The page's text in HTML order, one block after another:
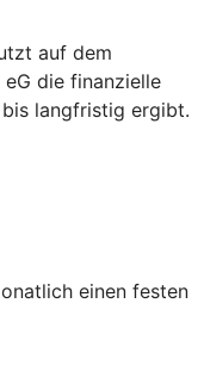
auf dem
die finanzielle
langfristig ergibt.
einen festen